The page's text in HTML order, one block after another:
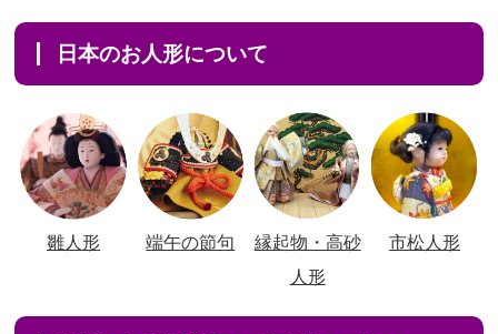
日本のお人形について
雛人形 端午の節句
縁起物・高砂
人形
市松人形